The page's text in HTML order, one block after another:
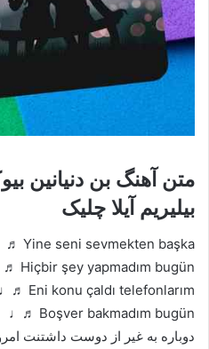
متن آهنگ بن دنیانین
بیلیریم آیلا چلیک
Yine seni sevmekten başka ♬♩
Hiçbir şey yapmadım bugün ♬♩
Eni konu çaldı telefonlarım ♬♩
Boşver bakmadım bugün ♬♩
دوباره به غیر از دوست داشتنت